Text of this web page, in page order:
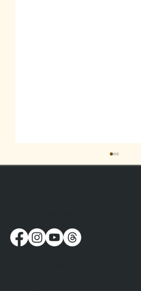
流浪時，人都在想些什麼呢？